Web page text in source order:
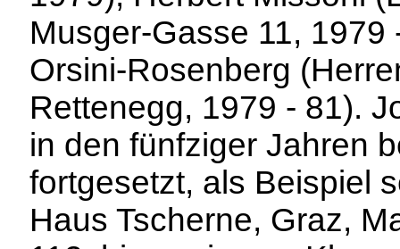
Musger-Gasse 11, 1979
Orsini-Rosenberg
Rettenegg, 1979 - 81).
in den fünfziger Jahren
fortgesetzt, als Beispiel
Haus Tscherne, Graz,